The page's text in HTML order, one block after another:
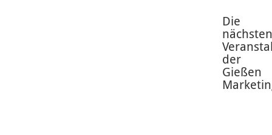
Die
nächsten
der
Gießen